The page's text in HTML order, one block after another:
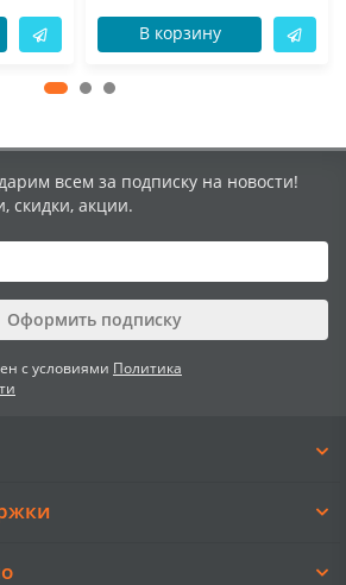
В корзину
всем за подписку на новости!
скидки, акции.
Оформить подписку
с условиями Политика